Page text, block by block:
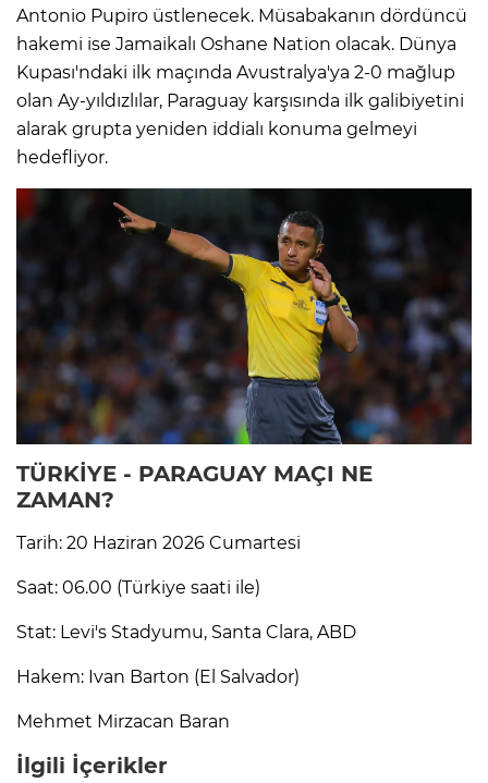
Antonio Pupiro üstlenecek. Müsabakanın dördüncü
hakemi ise Jamaikalı Oshane Nation olacak. Dünya
Kupası'ndaki ilk maçında Avustralya'ya 2-0 mağlup
olan Ay-yıldızlılar, Paraguay karşısında ilk galibiyetini
alarak grupta yeniden iddialı konuma gelmeyi
hedefliyor.
TÜRKİYE - PARAGUAY MAÇI NE
ZAMAN?
Tarih: 20 Haziran 2026 Cumartesi
Saat: 06.00 (Türkiye saati ile)
Stat: Levi's Stadyumu, Santa Clara, ABD
Hakem: Ivan Barton (El Salvador)
Mehmet Mirzacan Baran
İlgili İçerikler